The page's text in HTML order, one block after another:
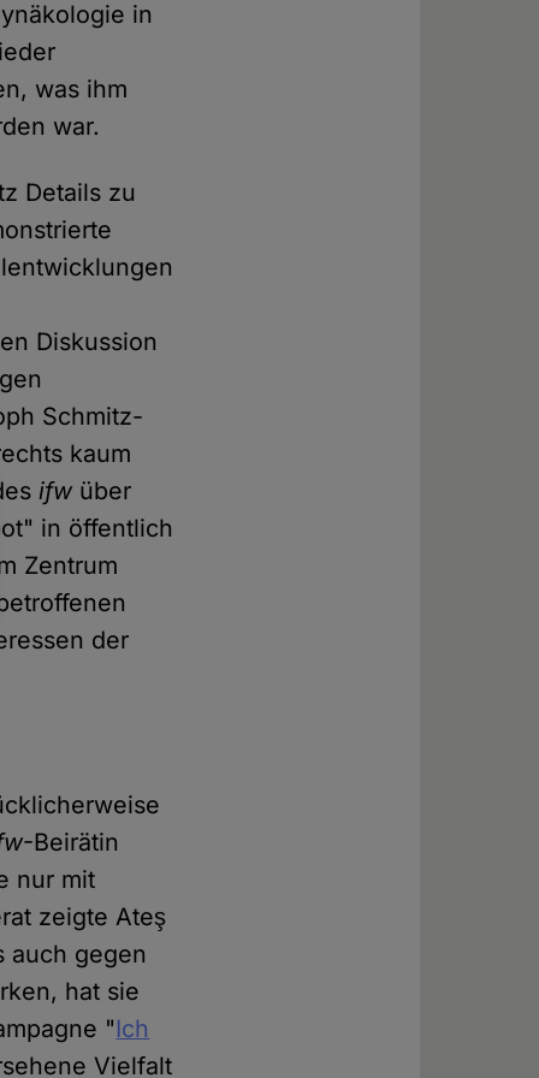
in
was ihm
war.
Details zu
Diskussion
Schmitz-
kaum
ifw über
in öffentlich
Zentrum
der
-Beirätin
nur mit
zeigte Ateş
auch gegen
hat sie
"Ich
Vielfalt